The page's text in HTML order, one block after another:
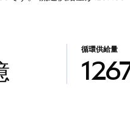
循環供給量